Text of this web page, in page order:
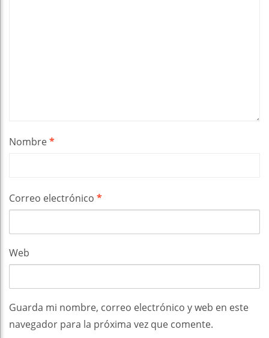
Nombre*
Correo electrónico *
Web
Guarda mi nombre, correo electrónico y web en este
navegador para la próxima vez que comente.